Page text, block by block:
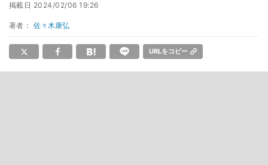
掲載日 2024/02/06 19:26
著者： 佐々木康弘
URLをコピー